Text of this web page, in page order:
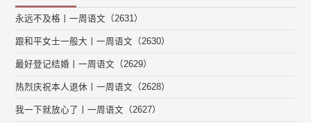
永远不及格丨一周语文（2631）
跟和平女士一般大丨一周语文（2630）
最好登记结婚丨一周语文（2629）
热烈庆祝本人退休丨一周语文（2628）
我一下就放心了丨一周语文（2627）